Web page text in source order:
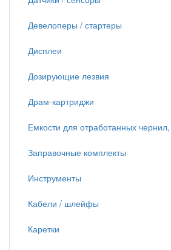
Девелоперы / стартеры
Дисплеи
Дозирующие лезвия
Драм-картриджи
Емкости для отработанных чернил,
Заправочные комплекты
Инструменты
Кабели / шлейфы
Каретки